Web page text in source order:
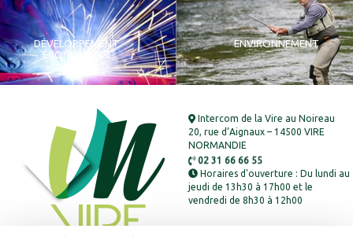
DÉVELOPPEMENT
ÉCONOMIQUE
ENVIRONNEMENT
Intercom de la Vire au Noireau
20, rue d’Aignaux – 14500 VIRE
NORMANDIE
02 31 66 66 55
Horaires d'ouverture : Du lundi au
jeudi de 13h30 à 17h00 et le
vendredi de 8h30 à 12h00